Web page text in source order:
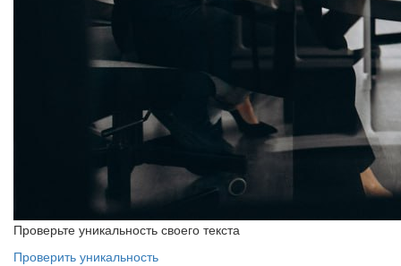
Проверьте уникальность своего текста
Проверить уникальность